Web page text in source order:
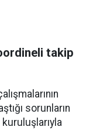
takip
sorunların